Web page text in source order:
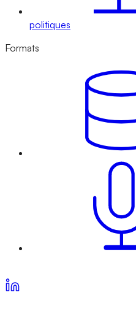
politiques
Formats